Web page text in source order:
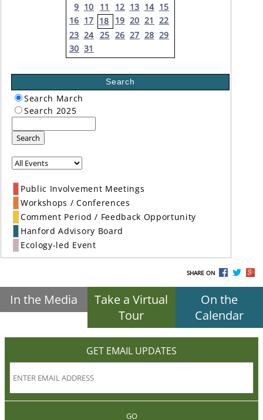
9 10 11 12 13 14 15
16 17 18 19 20 21 22
23 24 25 26 27 28 29
30 31
Search
Search March
Search 2025
Search
Public Involvement Meetings
Workshops / Conferences
Comment Period / Feedback Opportunity
Hanford Advisory Board
Ecology-led Event
SHARE ON
In the Media
Take a Virtual
Tour
On the
Calendar
GET EMAIL UPDATES
GO